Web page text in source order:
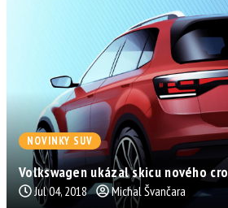
NOVINKY SUV
Volkswagen ukázal skicu nového
Jul 04, 2018 Michal Švančara